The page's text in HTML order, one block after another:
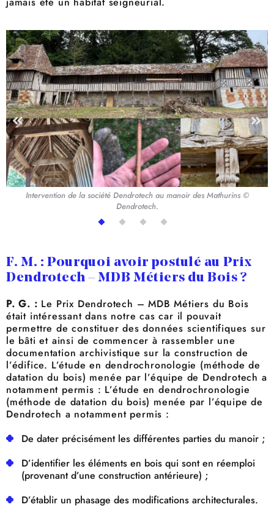
Intervention de la société Dendrotech au manoir des Mathurins ©
Dendrotech.
F. M. : Pourquoi avoir postulé au Prix
Dendrotech – MDB Métiers du Bois ?
P. G. : Le Prix Dendrotech – MDB Métiers du Bois
était intéressant dans notre cas car il pouvait
permettre de constituer des données scientifiques sur
le bâti et ainsi de commencer à rassembler une
documentation archivistique sur la construction de
l’édifice. L’étude en dendrochronologie (méthode de
datation du bois) menée par l’équipe de Dendrotech a
notamment permis : L’étude en dendrochronologie
(méthode de datation du bois) menée par l’équipe de
Dendrotech a notamment permis :
De dater précisément les différentes parties du manoir ;
D’identifier les éléments en bois qui sont en réemploi
(provenant d’une construction antérieure) ;
D’établir un phasage des modifications architecturales.